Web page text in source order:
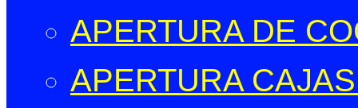
APERTURA DE
APERTURA